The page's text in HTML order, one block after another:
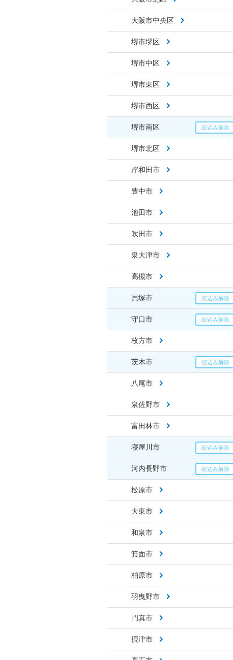
大阪市中央区
堺市堺区
堺市中区
堺市東区
堺市西区
堺市南区
堺市北区
岸和田市
豊中市
池田市
吹田市
泉大津市
高槻市
貝塚市
守口市
枚方市
茨木市
八尾市
泉佐野市
富田林市
寝屋川市
河内長野市
松原市
大東市
和泉市
箕面市
柏原市
羽曳野市
門真市
摂津市